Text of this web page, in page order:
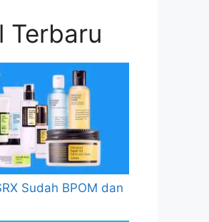
Terbaru
Sudah BPOM dan